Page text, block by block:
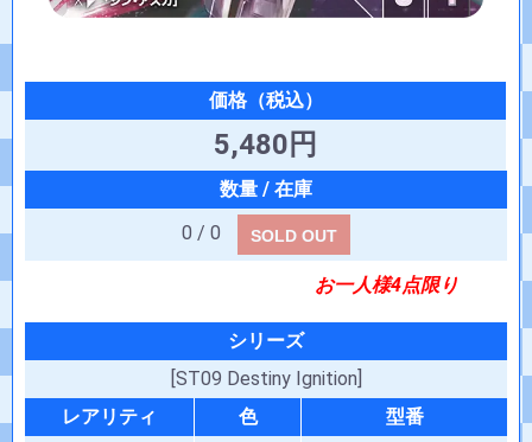
5,480円
0 / 0 SOLD OUT
お一人様4点限り
シリーズ
[ST09 Destiny Ignition]
レアリティ
色
型番